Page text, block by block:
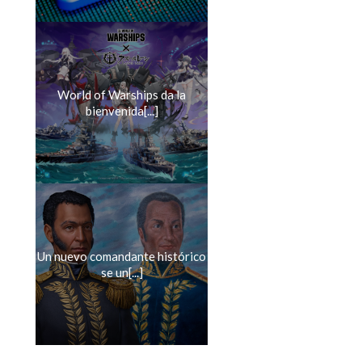
World of Warships da la
bienvenida[...]
Un nuevo comandante histórico
se un[...]